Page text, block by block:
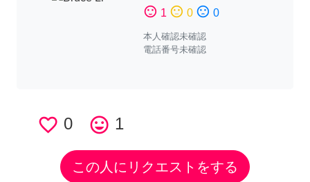
sentiment_satisfied 1 sentiment_neutral 0 sentiment_dissatisfied 0
本人確認未確認
電話番号未確認
favorite_border 0 tag_faces 1
この人にリクエストをする